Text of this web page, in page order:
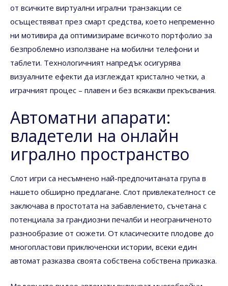
от всичките виртуални игрални транзакции се
осъществяват през смарт средства, което непременно
ни мотивира да оптимизираме всичкото портфолио за
безпроблемно използване на мобилни телефони и
таблети. Технологичният напредък осигурява
визуалните ефекти да изглеждат кристално четки, а
играчният процес – плавен и без всякакви прекъсвания.
Автоматни апарати:
владетели на онлайн
игрално пространство
Слот игри са несъмнено най-предпочитаната група в
нашето обширно предлагане. Слот привлекателност се
заключава в простотата на забавлението, съчетана с
потенциала за грандиозни печалби и неограниченото
разнообразие от сюжети. От класическите плодове до
многопластови приключенски истории, всеки един
автомат разказва своята собствена собствена приказка.